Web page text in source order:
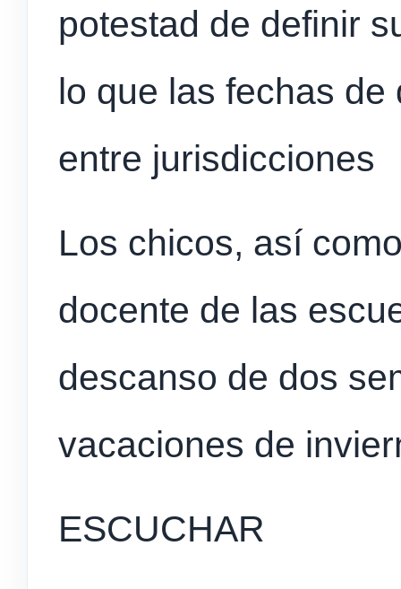
potestad de definir
lo que las fechas
entre jurisdicciones
Los chicos, así
docente de las
descanso de dos
vacaciones de
ESCUCHAR